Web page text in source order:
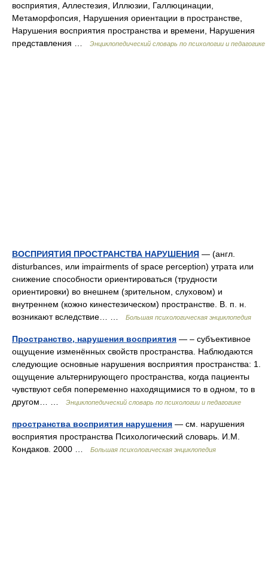
восприятия, Аллестезия, Иллюзии, Галлюцинации,
Метаморфопсия, Нарушения ориентации в пространстве,
Нарушения восприятия пространства и времени, Нарушения
представления …
Энциклопедический словарь по психологии и педагогике
ВОСПРИЯТИЯ ПРОСТРАНСТВА НАРУШЕНИЯ — (англ.
disturbances, или impairments of space perception) утрата или
снижение способности ориентироваться (трудности
ориентировки) во внешнем (зрительном, слуховом) и
внутреннем (кожно кинестезическом) пространстве. В. п. н.
возникают вследствие… …
Большая психологическая энциклопедия
Пространство, нарушения восприятия — – субъективное
ощущение изменённых свойств пространства. Наблюдаются
следующие основные нарушения восприятия пространства: 1.
ощущение альтернирующего пространства, когда пациенты
чувствуют себя попеременно находящимися то в одном, то в
другом… …
Энциклопедический словарь по психологии и педагогике
пространства восприятия нарушения — см. нарушения
восприятия пространства Психологический словарь. И.М.
Кондаков. 2000 …
Большая психологическая энциклопедия